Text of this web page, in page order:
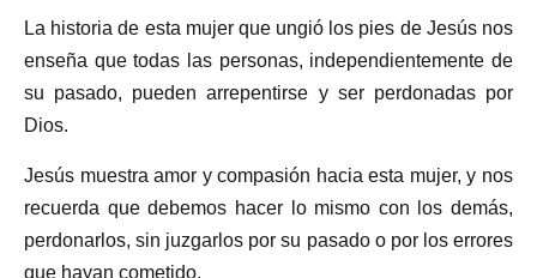
La historia de esta mujer que ungió los pies de Jesús nos
enseña que todas las personas, independientemente de
su pasado, pueden arrepentirse y ser perdonadas por
Dios.
Jesús muestra amor y compasión hacia esta mujer, y nos
recuerda que debemos hacer lo mismo con los demás,
perdonarlos, sin juzgarlos por su pasado o por los errores
que hayan cometido.